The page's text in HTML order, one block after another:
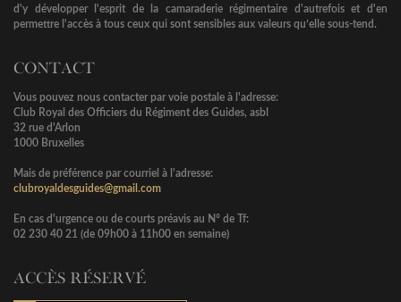
d'y développer l'esprit de la camaraderie régimentaire d'autrefois et d'en
permettre l'accès à tous ceux qui sont sensibles aux valeurs qu’elle sous-tend.
CONTACT
Vous pouvez nous contacter par voie postale à l'adresse:
Club Royal des Officiers du Régiment des Guides, asbl
32 rue d'Arlon
1000 Bruxelles
Mais de préférence par courriel à l'adresse:
clubroyaldesguides@gmail.com
En cas d'urgence ou de courts préavis au N° de Tf:
02 230 40 21 (de 09h00 à 11h00 en semaine)
ACCÈS RÉSERVÉ